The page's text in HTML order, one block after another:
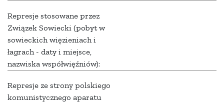
Represje stosowane przez
Związek Sowiecki (pobyt w
sowieckich więzieniach i
łagrach - daty i miejsce,
nazwiska współwięźniów):
Represje ze strony polskiego
komunistycznego aparatu